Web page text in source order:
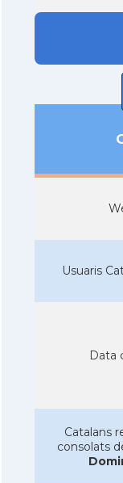
Usuaris
Data
Catalans
consolats